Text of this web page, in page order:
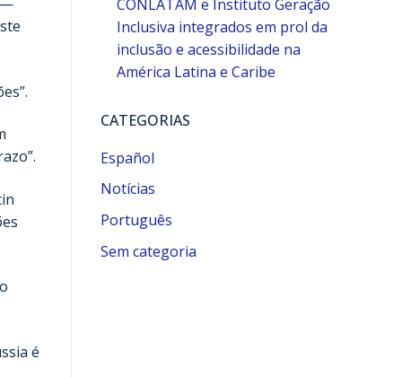
é
CONLATAM e Instituto Geração
Inclusiva integrados em prol da
inclusão e acessibilidade na
América Latina e Caribe
CATEGORIAS
Español
Notícias
Português
Sem categoria